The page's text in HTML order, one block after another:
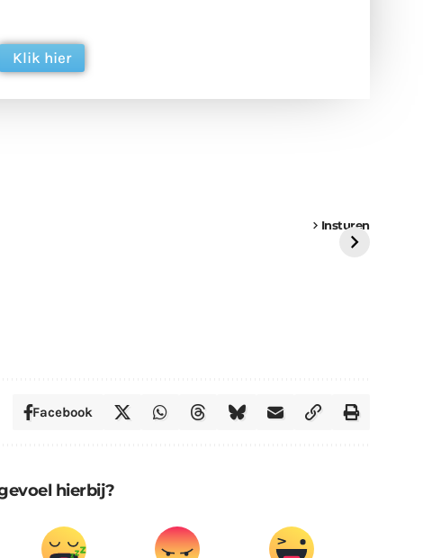
Klik hier
Insturen
Facebook
hierbij?